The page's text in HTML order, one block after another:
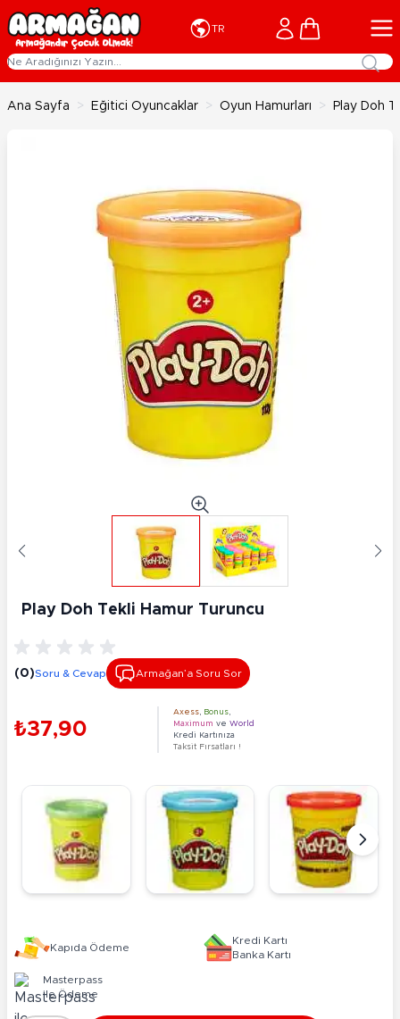
İçeriğe geç
TR Cart
Ana Sayfa > Eğitici Oyuncaklar > Oyun Hamurları > Play Doh
Play Doh Tekli Hamur Turuncu
(0)Soru & Cevap Armağan’a Soru Sor
₺37,90
Axess Bonus
Maximum ve World
Kredi Kartınıza
Taksit Fırsatları !
Kapıda Ödeme
Kredi Kartı
Banka Kartı
Masterpass
ile Ödeme